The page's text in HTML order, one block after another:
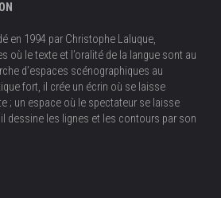
en 1994 par Christophe Laluque,
où le texte et l’oralité de la langue sont au
d’espaces scénographiques au
fort, il crée un écrin où se laisse
; un espace où le spectateur se laisse
dessine les lignes et les contours par son